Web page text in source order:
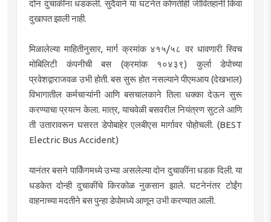
दोन दुचाकींना धडकली. सुदैवाने या घटनेत कोणतीही जीवितहानी किंवा
दुखापत झाली नाही.
मिळालेल्या माहितीनुसार, मार्ग क्रमांक ४१५/५८ वर धावणारी स्विच
मोबिलिटी कंपनीची बस (क्रमांक १०४३९) कुर्ला डेपोच्या
प्रवेशद्वाराजवळ उभी होती. बस सुरू होत नसल्याने पीएमआय (देखभाल)
विभागातील कर्मचाऱ्यांनी आणि बसचालकाने तिला धक्का देऊन सुरू
करण्याचा प्रयत्न केला. मात्र, याचवेळी बसवरील नियंत्रण सुटले आणि
ती उतारावरून घसरत डेपोबाहेर एलबीएस मार्गावर पोहोचली. (BEST
Electric Bus Accident)
यानंतर बसने पार्किंगमध्ये उभ्या असलेल्या दोन दुचाकींना धडक दिली. या
धडकेत दोन्ही दुचाकींचे किरकोळ नुकसान झाले. घटनेनंतर टोईंग
वाहनाच्या मदतीने बस पुन्हा डेपोमध्ये आणून उभी करण्यात आली.